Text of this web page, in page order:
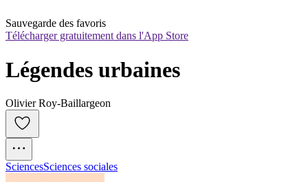
Sauvegarde des favoris
Télécharger gratuitement dans l'App Store
Légendes urbaines
Olivier Roy-Baillargeon
SciencesSciences sociales